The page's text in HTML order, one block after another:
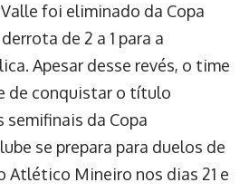
foi eliminado da Copa
de 2 a 1 para a
Apesar desse revés, o time
de conquistar o título
semifinais da Copa
se prepara para duelos de
Atlético Mineiro nos dias 21 e